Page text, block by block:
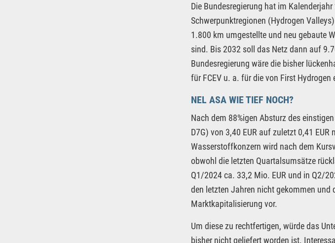
Die Bundesregierung hat im
Schwerpunktregionen (Hydrogen
1.800 km umgestellte und neu gebaute
sind. Bis 2032 soll das Netz dann auf
Bundesregierung wäre die bisher
für FCEV u. a. für die von First Hydrogen
NEL ASA WIE TIEF NOCH?
Nach dem 88%igen Absturz des
D7G) von 3,40 EUR auf zuletzt 0,41
Wasserstoffkonzern wird nach dem
obwohl die letzten Quartalsumsätze
Q1/2024 ca. 33,2 Mio. EUR und in Q2/
den letzten Jahren nicht gekommen und
Marktkapitalisierung vor.
Um diese zu rechtfertigen, würde das
bisher nicht geliefert worden ist.